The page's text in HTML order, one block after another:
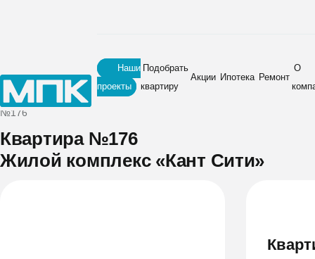
Наши
проекты
Подобрать
квартиру
Акции Ипотека Ремонт
О
Главная Новостройки•Жилой комплекс «Кант Сити»
№176
Квартира №176
Жилой комплекс «Кант Сити»